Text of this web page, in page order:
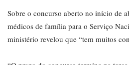
Sobre o concurso aberto no início de
médicos de família para o Serviço
ministério revelou que “tem muitos